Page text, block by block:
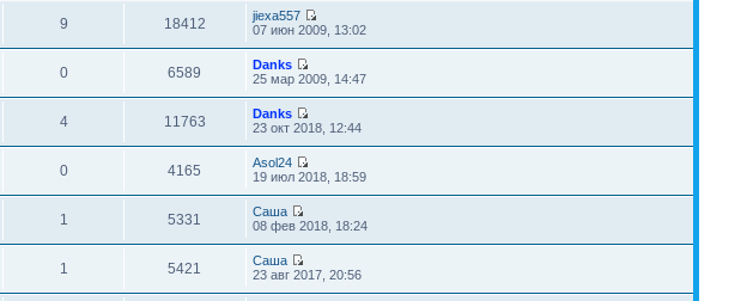
9 18412
jiexa557
07 июн 2009, 13:02
0 6589
Danks
25 мар 2009, 14:47
4 11763
Danks
23 окт 2018, 12:44
0 4165
Asol24
19 июл 2018, 18:59
1 5331
Саша
08 фев 2018, 18:24
1 5421
Саша
23 авг 2017, 20:56